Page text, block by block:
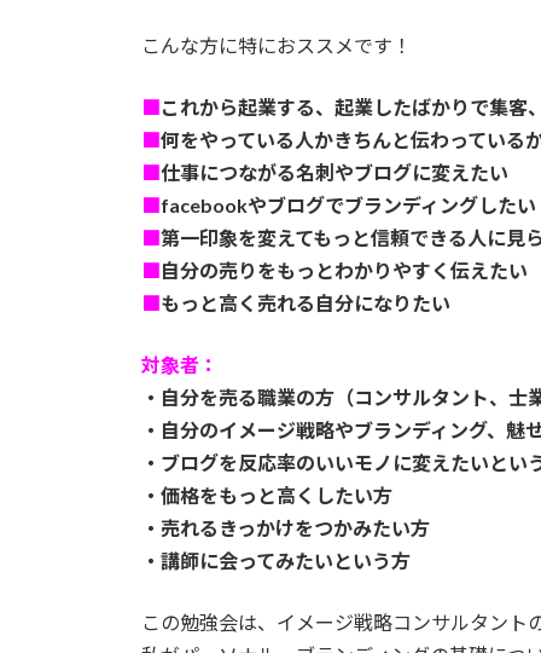
こんな方に特におススメです！
■これから起業する、起業したばかりで集客
■何をやっている人かきちんと伝わっている
■仕事につながる名刺やブログに変えたい
■facebookやブログでブランディングしたい
■第一印象を変えてもっと信頼できる人に見
■自分の売りをもっとわかりやすく伝えたい
■もっと高く売れる自分になりたい
対象者：
・自分を売る職業の方（コンサルタント、士
・自分のイメージ戦略やブランディング、魅
・ブログを反応率のいいモノに変えたいとい
・価格をもっと高くしたい方
・売れるきっかけをつかみたい方
・講師に会ってみたいという方
この勉強会は、イメージ戦略コンサルタント